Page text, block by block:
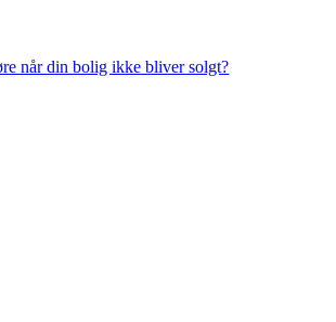
når din bolig ikke bliver solgt?